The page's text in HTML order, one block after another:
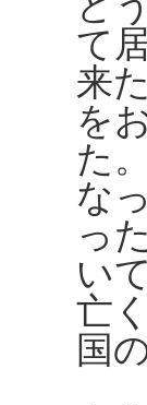
て
来
を
た
な
っ
い
亡
国